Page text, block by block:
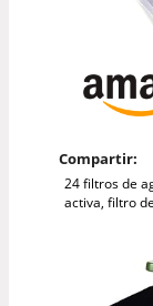
Compartir:
24 filtros de
activa, filtro